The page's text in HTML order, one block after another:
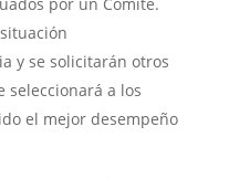
y se solicitarán otros
seleccionará a los
el mejor desempeño